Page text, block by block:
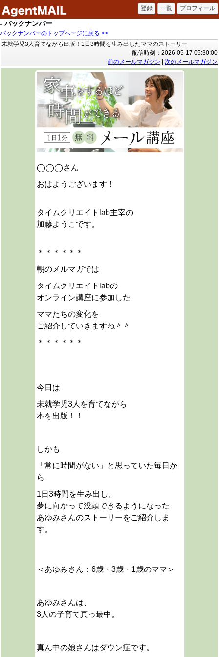
- バックナンバー
バックナンバーのトップページに戻る >>
未就学児3人育てながら出版！1日3時間を生み出したママのストーリー
配信時刻：2026-05-17 05:30:00
前のメールマガジン
次のメールマガジン
◯◯◯さん
おはようございます！
タイムクリエイトlab主宰の
加藤ようこです。
＊＊＊＊＊＊
朝のメルマガでは
タイムクリエイトlabの
オンライン講座に参加した
ママたちの変化を
ご紹介していきますね＾＾
＊＊＊＊＊＊
今日は
未就学児3人を育てながら
本を出版！！
しかも
「常に時間がない」と思っていた毎日か
ら
1日3時間を生み出し、
夢に向かって没頭できるようになった
あゆみさんのストーリーをご紹介しま
す。
＜あゆみさん：6歳・3歳・1歳のママ＞
あゆみさんは、
3人の子育て真っ最中。
真ん中の娘さんはダウン症です。